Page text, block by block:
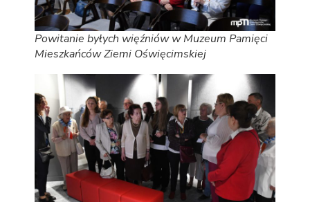
Powitanie byłych więźniów w Muzeum Pamięci
Mieszkańców Ziemi Oświęcimskiej